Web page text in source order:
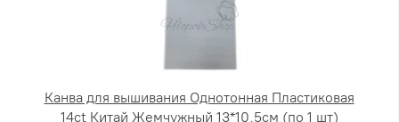
Канва для вышивания Однотонная Пластиковая
14ct Китай Жемчужный 13*10,5см (по 1 шт)